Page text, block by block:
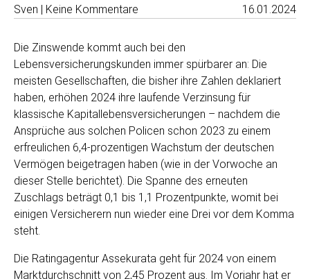
Sven | Keine Kommentare 16.01.2024
Die Zinswende kommt auch bei den
Lebensversicherungskunden immer spürbarer an: Die
meisten Gesellschaften, die bisher ihre Zahlen deklariert
haben, erhöhen 2024 ihre laufende Verzinsung für
klassische Kapitallebensversicherungen – nachdem die
Ansprüche aus solchen Policen schon 2023 zu einem
erfreulichen 6,4-prozentigen Wachstum der deutschen
Vermögen beigetragen haben (wie in der Vorwoche an
dieser Stelle berichtet). Die Spanne des erneuten
Zuschlags beträgt 0,1 bis 1,1 Prozentpunkte, womit bei
einigen Versicherern nun wieder eine Drei vor dem Komma
steht.
Die Ratingagentur Assekurata geht für 2024 von einem
Marktdurchschnitt von 2,45 Prozent aus. Im Vorjahr hat er